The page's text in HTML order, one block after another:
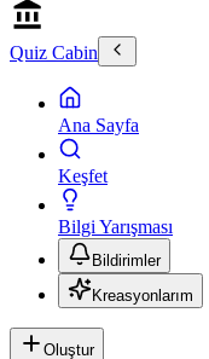
Quiz Cabin
Ana Sayfa
Keşfet
Bilgi Yarışması
Bildirimler
Kreasyonlarım
Oluştur